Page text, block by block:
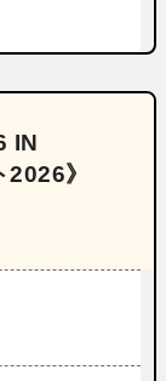
IN
》